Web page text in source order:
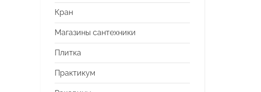
Кран
Магазины сантехники
Плитка
Практикум